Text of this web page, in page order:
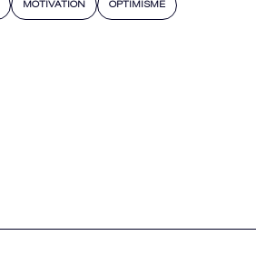
MOTIVATION OPTIMISME